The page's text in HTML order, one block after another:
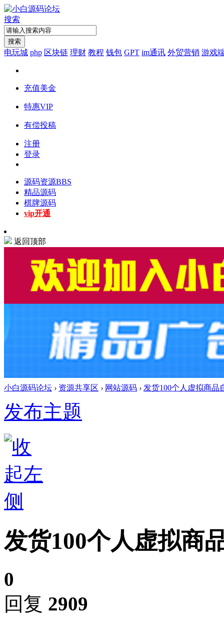
搜索
搜索
电玩城 php 区块链 理财 教程 钱包 GPT im通讯 外贸营销 游戏
充值美金
特惠VIP
有偿投稿
注册
登录
源码资源BBS
精品源码
棋牌源码
vip开通
返回顶部
小白源码论坛 › 资源共享区 › 网站源码 › 发货100个人虚拟商品
发布主题
发货100个人虚拟商
0
回复 2909